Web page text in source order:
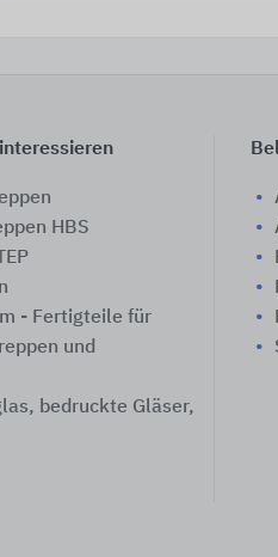
HBS
- Fertigteile für
und
bedruckte Gläser,